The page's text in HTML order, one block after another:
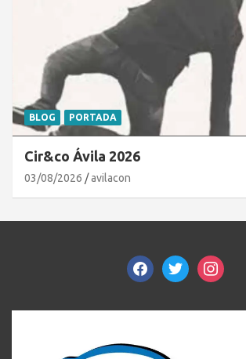
BLOG PORTADA
Cir&co Ávila 2026
03/08/2026 avilacon
facebooktwitterinstagram